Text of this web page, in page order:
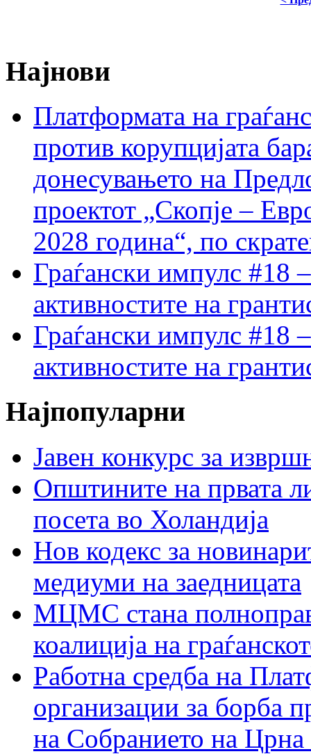
Најнови
Платформата на
против корупцијата
донесувањето на
проектот „Скопје –
2028 година“, по
Граѓански импулс #18
активностите на
Граѓански импулс #18
активностите на
Најпопуларни
Јавен конкурс за
Општините на првата
посета во Холандија
Нов кодекс за
медиуми на заедницата
МЦМС стана
коалиција на
Работна средба на
организации за борба
на Собранието на Црна